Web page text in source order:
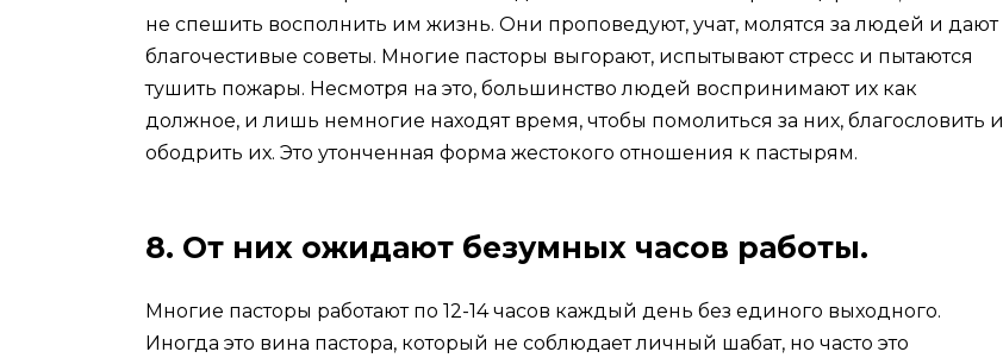
не спешить восполнить им жизнь. Они проповедуют, учат, молятся за людей и дают
благочестивые советы. Многие пасторы выгорают, испытывают стресс и пытаются
тушить пожары. Несмотря на это, большинство людей воспринимают их как
должное, и лишь немногие находят время, чтобы помолиться за них, благословить и
ободрить их. Это утонченная форма жестокого отношения к пастырям.
8. От них ожидают безумных часов работы.
Многие пасторы работают по 12-14 часов каждый день без единого выходного.
Иногда это вина пастора, который не соблюдает личный шабат, но часто это